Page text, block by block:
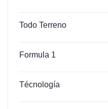
Todo Terreno
Formula 1
Técnología